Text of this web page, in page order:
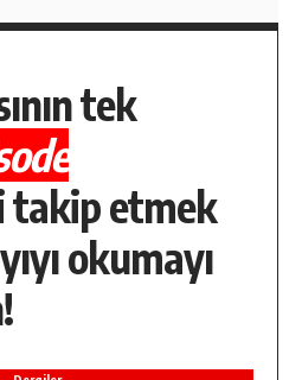
tek
takip etmek
okumayı